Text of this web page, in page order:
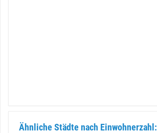
Ähnliche Städte nach Einwohnerzahl: